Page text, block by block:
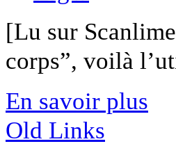
[Lu sur
corps”, voilà
En savoir plus
Old Links